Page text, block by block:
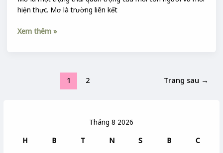
Tháng 8 2026
H
B T N S B
C
hiện thực. Mơ là trường liên kết
Xem thêm »
1 2 Trang sau →